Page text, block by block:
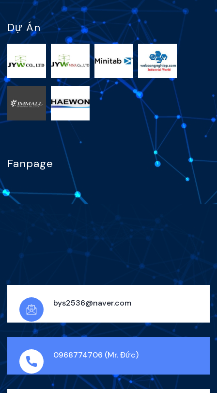
Dự Án
Fanpage
bys2536@naver.com
0968774706 (Mr. Đức)